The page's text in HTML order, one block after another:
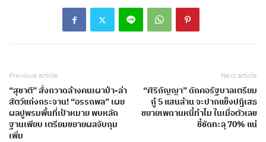
Previous article
“สุชาติ” สั่งกวาดล้างคนเผาป่า-ล่า
สัตว์แก่งกระจาน! “อรรถพล” เผย
ผลปูพรม​พื้นที่เป้าหมาย​ พบหลัก
ฐาน​เพียบ​ เตรียมขยายผลจับกุม
เพิ่ม
Next article
“ศิริกัญญา” ดักคอรัฐบาลเตรียม
กู้ 5 แสนล้าน จะปากแข็งปฏิเสธ
ขยายเพดานหนี้ทำไม ในเมื่อตัวเลข
ชี้ชัดทะลุ 70% แน่